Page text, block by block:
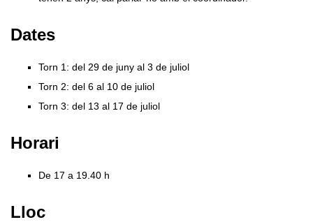
Dates
Torn 1: del 29 de juny al 3 de juliol
Torn 2: del 6 al 10 de juliol
Torn 3: del 13 al 17 de juliol
Horari
De 17 a 19.40 h
Lloc